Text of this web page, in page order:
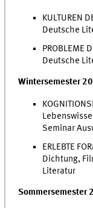
KULTUREN
Deutsche
PROBLEME
Deutsche
Wintersemester
Seminar
ERLEBTE
Dichtung,
Literatur
Sommersemester